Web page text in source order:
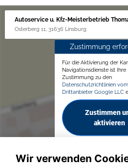
Autoservice u. Kfz-Meisterbetrieb
Osterberg 11, 31636 Linsburg
Zustimmung
Für die Aktivierung der
Navigationsdienste ist Ihre
Zustimmung zu den
Datenschutzrichtlinien vom
Drittanbieter Google LLC
Zustimmen
aktivieren
Wir verwenden